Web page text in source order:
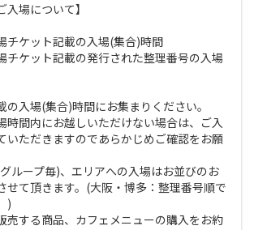
入場について】
チケット記載の入場(集合)時間
チケット記載の発行された整理番号の入場
の入場(集合)時間にお集まりください。
時間内にお越しいただけない場合は、ご入
いただきますのであらかじめご確認をお願
ループ毎)、エリアへの入場はお並びのお
せて頂きます。(大阪・博多：整理番号順で
)
売する商品、カフェメニューの購入をお約